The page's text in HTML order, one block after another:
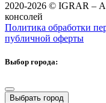
2020-2026 © IGRAR –
консолей
Политика обработки
публичной оферты
Выбор города:
Выбрать город